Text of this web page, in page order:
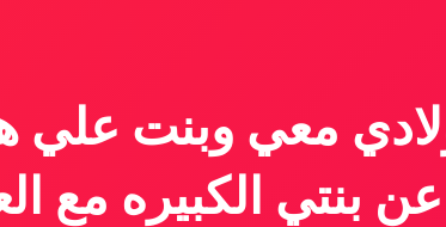
معي وبنت علي
عن بنتي الكبيره مع